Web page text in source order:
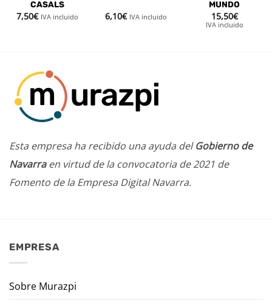
CASALS
7,50€ IVA incluido 6,10€ IVA incluido
MUNDO
15,50€
IVA incluido
Esta empresa ha recibido una ayuda delGobierno de
Navarraen virtud de la convocatoria de 2021 de
Fomento de la Empresa Digital Navarra.
EMPRESA
Sobre Murazpi